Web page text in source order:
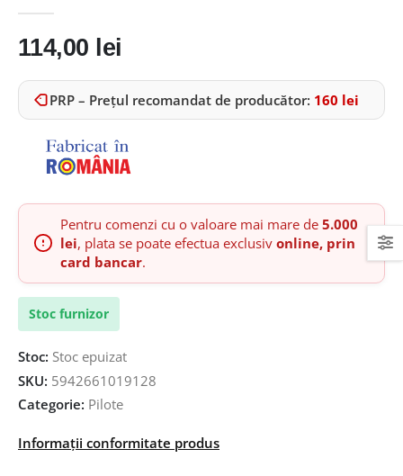
114,00 lei
PRP – Prețul recomandat de producător: 160 lei
Pentru comenzi cu o valoare mai mare de 5.000
lei, plata se poate efectua exclusiv online, prin
card bancar.
Stoc furnizor
Stoc: Stoc epuizat
SKU: 5942661019128
Categorie: Pilote
Informații conformitate produs